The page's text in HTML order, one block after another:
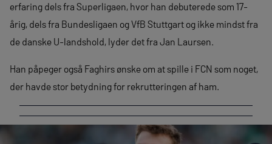
erfaring dels fra Superligaen, hvor han debuterede som 17-
årig, dels fra Bundesligaen og VfB Stuttgart og ikke mindst fra
de danske U-landshold, lyder det fra Jan Laursen.
Han påpeger også Faghirs ønske om at spille i FCN som noget,
der havde stor betydning for rekrutteringen af ham.